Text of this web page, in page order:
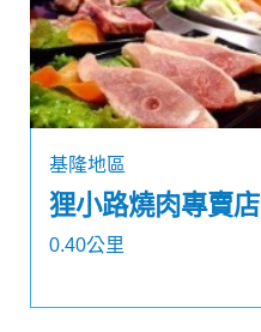
基隆地區
狸小路燒肉專賣店
0.40公里